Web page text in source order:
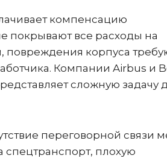
компенсацию
покрывают все расходы на
повреждения корпуса
Компании Airbus и
сложную задачу
переговорной связи
плохую